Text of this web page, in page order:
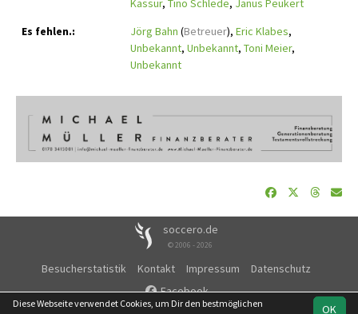
Kassur, Tino Schlede, Janus Peukert
Es fehlen.:
Jörg Bahn (Betreuer), Eric Klabes,
Unbekannt, Unbekannt, Toni Meier,
Unbekannt
soccero.de
© 2006 - 2026
Besucherstatistik Kontakt Impressum
Datenschutz
Facebook
OK
Diese Webseite verwendet Cookies, um Dir den bestmöglichen